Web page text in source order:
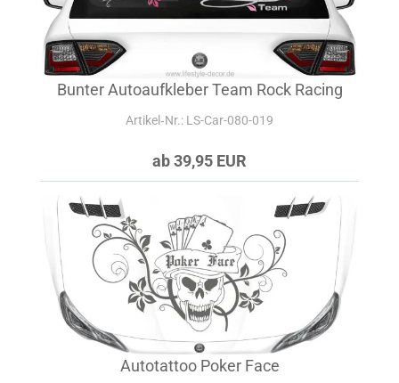
Bunter Autoaufkleber Team Rock Racing
Artikel‑Nr.: LS-Car-080-019
ab 39,95 EUR
Autotattoo Poker Face